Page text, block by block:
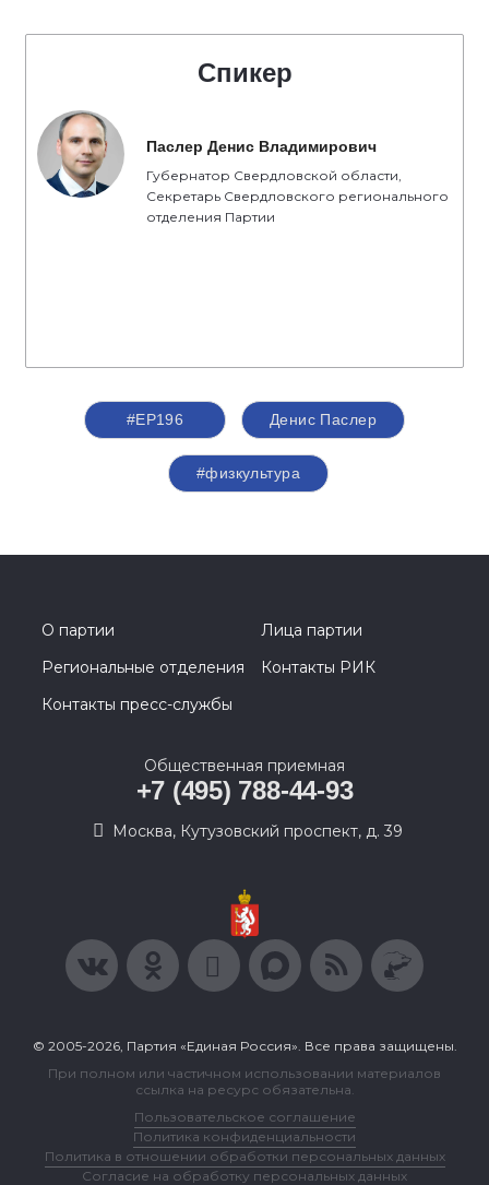
Спикер
Паслер Денис Владимирович
Губернатор Свердловской области,
Секретарь Свердловского регионального
отделения Партии
#ЕР196 Денис Паслер
#физкультура
О партии
Лица партии
Региональные отделения
Контакты РИК
Контакты пресс-службы
Общественная приемная
+7 (495) 788-44-93
Москва, Кутузовский проспект, д. 39
© 2005-2026, Партия «Единая Россия». Все права защищены.
При полном или частичном использовании материалов
ссылка на ресурс обязательна.
Пользовательское соглашение
Политика конфиденциальности
Политика в отношении обработки персональных данных
Согласие на обработку персональных данных